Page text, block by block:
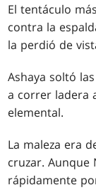
El tentáculo
contra la
la perdió de
Ashaya soltó
a correr ladera
elemental.
La maleza era
cruzar. Aunque
rápidamente